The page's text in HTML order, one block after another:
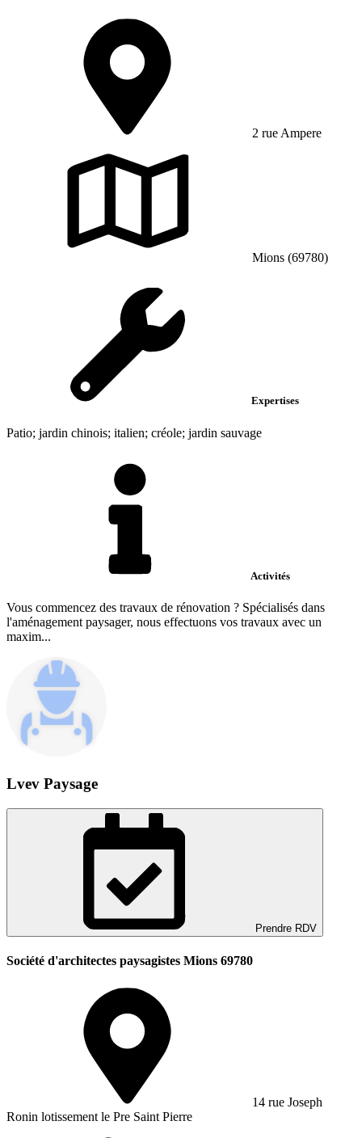
2 rue Ampere
Mions (69780)
Expertises
Patio; jardin chinois; italien; créole; jardin sauvage
Activités
Vous commencez des travaux de rénovation ? Spécialisés dans
l'aménagement paysager, nous effectuons vos travaux avec un
maxim...
Lvev Paysage
Prendre RDV
Société d'architectes paysagistes Mions 69780
14 rue Joseph
Ronin lotissement le Pre Saint Pierre